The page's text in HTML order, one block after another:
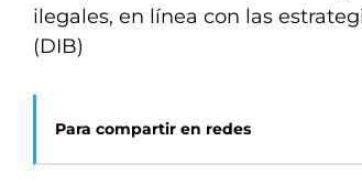
ilegales, en línea con las
(DIB)
Para compartir en redes